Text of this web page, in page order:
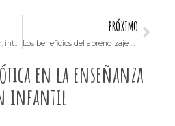
Codificación intercurricular: integración de la programación con las matemáticas y las ciencias
PRÓXIMO
Los beneficios del aprendizaje basado en proyectos en la educación en programación
en la enseñanza
infantil